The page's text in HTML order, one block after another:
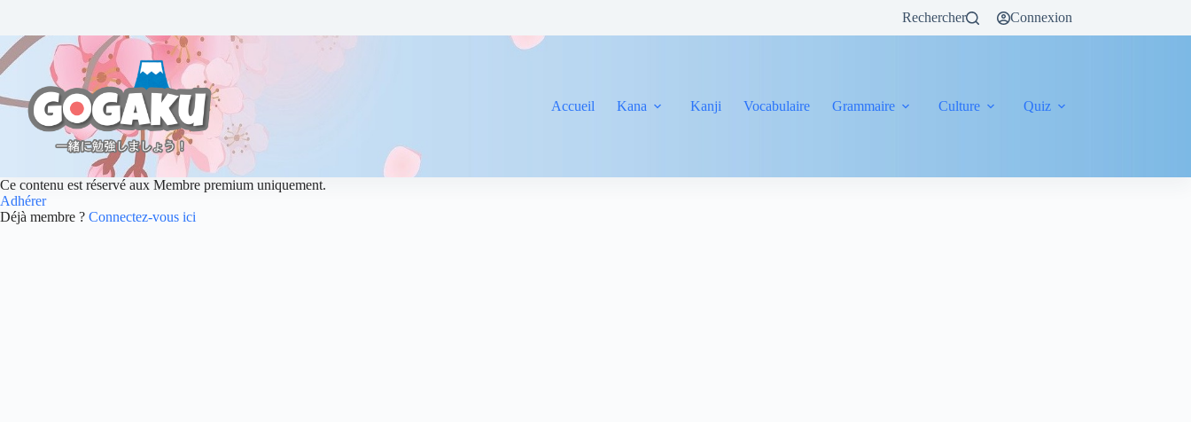
Rechercher Connexion
Accueil Kana Kanji Vocabulaire Grammaire Culture Quiz
Ce contenu est réservé aux Membre premium uniquement.
Adhérer
Déjà membre ? Connectez-vous ici